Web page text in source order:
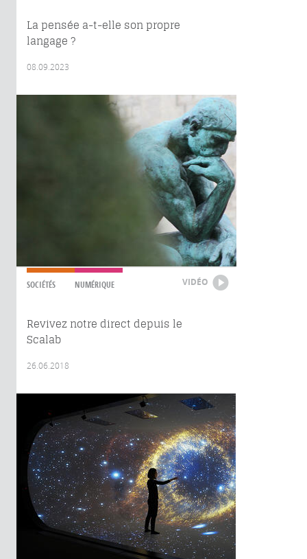
La pensée a-t-elle son propre
langage ?
08.09.2023
SOCIÉTÉS NUMÉRIQUE VIDÉO
Revivez notre direct depuis le
Scalab
26.06.2018